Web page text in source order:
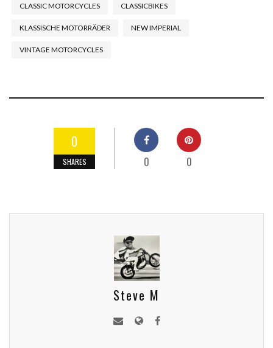
CLASSIC MOTORCYCLES CLASSICBIKES
KLASSISCHE MOTORRÄDER NEW IMPERIAL
VINTAGE MOTORCYCLES
0
SHARES 0 0
Steve M